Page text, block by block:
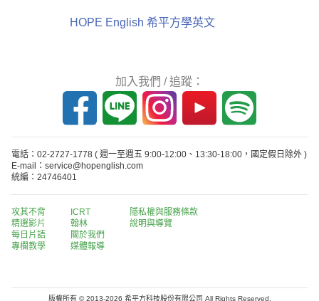
HOPE English 希平方學英文
加入我們 / 追蹤：
電話：02-2727-1778 ( 週一至週五 9:00-12:00、13:30-18:00，國定假日除外 )
E-mail：service@hopenglish.com
統編：24746401
攻其不背
精選影片
每日片語
專欄教學
ICRT
翰林
關於我們
媒體報導
隱私權與服務條款
說明與導覽
版權所有 © 2013-2026 希平方科技股份有限公司 All Rights Reserved.